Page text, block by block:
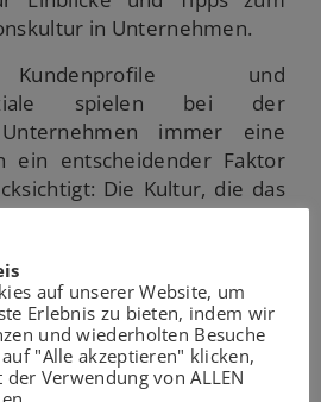
in Unternehmen.
und
spielen bei der
immer eine
ein entscheidender Faktor
Die Kultur, die das
haben soll. Die Kultur im
und kann entscheidend
Die Arbeitgebermarke, die
bei Misserfolgen, die
Firma nach außen und der
Ressourcen
auf unserer Website, um
Erlebnis zu bieten, indem wir
und wiederholten Besuche
"Alle akzeptieren" klicken,
Verwendung von ALLEN